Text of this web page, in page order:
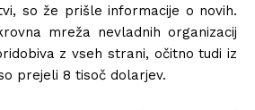
so že prišle informacije o novih.
mreža nevladnih organizacij
z vseh strani, očitno tudi iz
prejeli 8 tisoč dolarjev.